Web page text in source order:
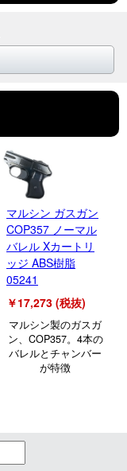
マルシン ガスガン
COP357 ノーマル
バレル Xカートリ
ッジ ABS樹脂
05241
￥17,273 (税抜)
マルシン製のガスガ
ン、COP357。4本の
バレルとチャンバー
が特徴